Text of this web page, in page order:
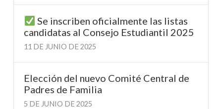
Se inscriben oficialmente las listas
candidatas al Consejo Estudiantil 2025
11 DE JUNIO DE 2025
Elección del nuevo Comité Central de
Padres de Familia
5 DE JUNIO DE 2025